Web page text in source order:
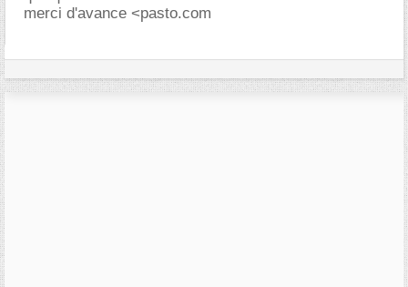
merci d'avance <pasto.com